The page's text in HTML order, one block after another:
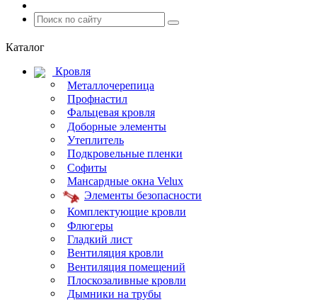
Каталог
Кровля
Металлочерепица
Профнастил
Фальцевая кровля
Доборные элементы
Утеплитель
Подкровельные пленки
Софиты
Мансардные окна Velux
Элементы безопасности
Комплектующие кровли
Флюгеры
Гладкий лист
Вентиляция кровли
Вентиляция помещений
Плоскозаливные кровли
Дымники на трубы